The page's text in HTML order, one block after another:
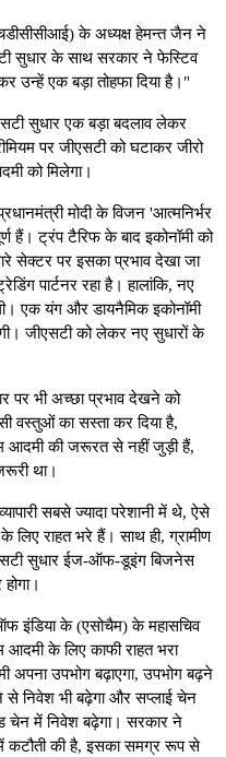
के अध्यक्ष हेमन्त जैन ने
सुधार के साथ सरकार ने फेस्टिव
उन्हें एक बड़ा तोहफा दिया है।"
सुधार एक बड़ा बदलाव लेकर
पर जीएसटी को घटाकर जीरो
को मिलेगा।
मोदी के विजन 'आत्मनिर्भर
हैं। ट्रंप टैरिफ के बाद इकोनॉमी को
सेक्टर पर इसका प्रभाव देखा जा
पार्टनर रहा है। हालांकि, नए
एक यंग और डायनैमिक इकोनॉमी
जीएसटी को लेकर नए सुधारों के
पर भी अच्छा प्रभाव देखने को
वस्तुओं का सस्ता कर दिया है,
आदमी की जरूरत से नहीं जुड़ी हैं,
था।
सबसे ज्यादा परेशानी में थे, ऐसे
लिए राहत भरे हैं। साथ ही, ग्रामीण
सुधार ईज-ऑफ-डूइंग बिजनेस
इंडिया के (एसोचैम) के महासचिव
के लिए काफी राहत भरा
उपभोग बढ़ाएगा, उपभोग बढ़ने
से निवेश भी बढ़ेगा और सप्लाई चेन
चेन में निवेश बढ़ेगा। सरकार ने
की है, इसका समग्र रूप से